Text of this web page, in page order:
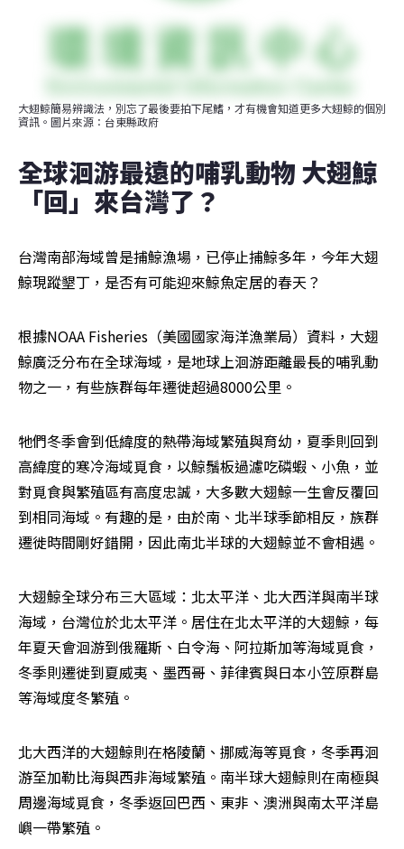
大翅鯨簡易辨識法，別忘了最後要拍下尾鰭，才有機會知道更多大翅鯨的個別
資訊。圖片來源：台東縣政府
全球洄游最遠的哺乳動物 大翅鯨
「回」來台灣了？
台灣南部海域曾是捕鯨漁場，已停止捕鯨多年，今年大翅
鯨現蹤墾丁，是否有可能迎來鯨魚定居的春天？
根據NOAA Fisheries（美國國家海洋漁業局）資料，大翅
鯨廣泛分布在全球海域，是地球上洄游距離最長的哺乳動
物之一，有些族群每年遷徙超過8000公里。
牠們冬季會到低緯度的熱帶海域繁殖與育幼，夏季則回到
高緯度的寒冷海域覓食，以鯨鬚板過濾吃磷蝦、小魚，並
對覓食與繁殖區有高度忠誠，大多數大翅鯨一生會反覆回
到相同海域。有趣的是，由於南、北半球季節相反，族群
遷徙時間剛好錯開，因此南北半球的大翅鯨並不會相遇。
大翅鯨全球分布三大區域：北太平洋、北大西洋與南半球
海域，台灣位於北太平洋。居住在北太平洋的大翅鯨，每
年夏天會洄游到俄羅斯、白令海、阿拉斯加等海域覓食，
冬季則遷徙到夏威夷、墨西哥、菲律賓與日本小笠原群島
等海域度冬繁殖。
北大西洋的大翅鯨則在格陵蘭、挪威海等覓食，冬季再洄
游至加勒比海與西非海域繁殖。南半球大翅鯨則在南極與
周邊海域覓食，冬季返回巴西、東非、澳洲與南太平洋島
嶼一帶繁殖。